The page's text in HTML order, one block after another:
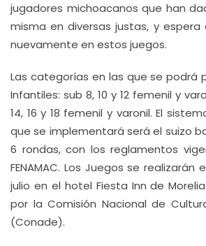
jugadores michoacanos que han
misma en diversas justas, y
nuevamente en estos juegos.
Las categorías en las que se podrá
Infantiles: sub 8, 10 y 12 femenil y
14, 16 y 18 femenil y varonil. El
que se implementará será el suizo
6 rondas, con los reglamentos
FENAMAC. Los Juegos se
julio en el hotel Fiesta Inn de
por la Comisión Nacional de
(Conade).